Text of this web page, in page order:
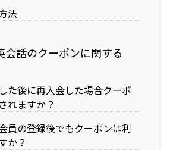
法
会話のクーポンに関する
た後に再入会した場合クーポ
れますか？
員の登録後でもクーポンは利
か？